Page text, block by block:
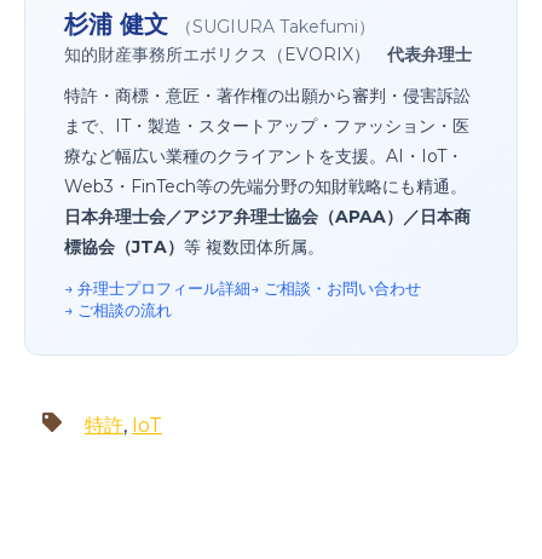
杉浦 健文
（SUGIURA Takefumi）
知的財産事務所エボリクス（EVORIX） 代表弁理士
特許・商標・意匠・著作権の出願から審判・侵害訴訟
まで、IT・製造・スタートアップ・ファッション・医
療など幅広い業種のクライアントを支援。AI・IoT・
Web3・FinTech等の先端分野の知財戦略にも精通。
日本弁理士会／アジア弁理士協会（APAA）／日本商
標協会（JTA） 等 複数団体所属。
→ 弁理士プロフィール詳細→ ご相談・お問い合わせ
→ ご相談の流れ
特許, IoT